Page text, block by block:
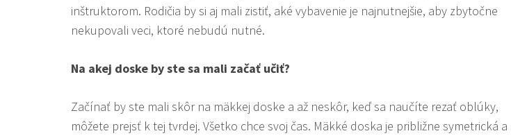
inštruktorom. Rodičia by si aj mali zistiť, aké vybavenie je najnutnejšie, aby zbytočne
nekupovali veci, ktoré nebudú nutné.
Na akej doske by ste sa mali začať učiť?
Začínať by ste mali skôr na mäkkej doske a až neskôr, keď sa naučíte rezať oblúky,
môžete prejsť k tej tvrdej. Všetko chce svoj čas. Mäkké doska je približne symetrická a